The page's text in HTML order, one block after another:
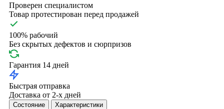
Проверен специалистом
Товар протестирован перед продажей
100% рабочий
Без скрытых дефектов и сюрпризов
Гарантия 14 дней
Быстрая отправка
Доставка от 2-х дней
Состояние Характеристики